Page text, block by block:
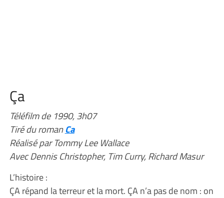
Ça
Téléfilm de 1990, 3h07
Tiré du romanCa
Réalisé par Tommy Lee Wallace
Avec Dennis Christopher, Tim Curry, Richard Masur
L’histoire :
ÇA répand la terreur et la mort. ÇA n’a pas de nom : on